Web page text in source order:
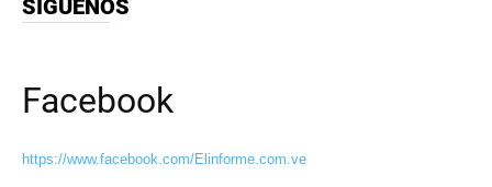
SIGUENOS
Facebook
https://www.facebook.com/Elinforme.com.ve